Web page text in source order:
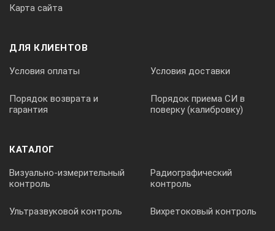
• 60% Раствор сахарозы (±0.05%) : RE-110060
Составные части
• Главная и вспомогательная призма для DR-A1 : RE -1501
• Упаковка диссиканта : RE-1592
Карта сайта
ДЛЯ КЛИЕНТОВ
Условия оплаты Условия доставки
Порядок возврата и
гарантия
Порядок приема СИ в
поверку (калибровку)
КАТАЛОГ
Визуально-измерительный
контроль
Радиографический
контроль
Ультразвуковой контроль Вихретоковый контроль